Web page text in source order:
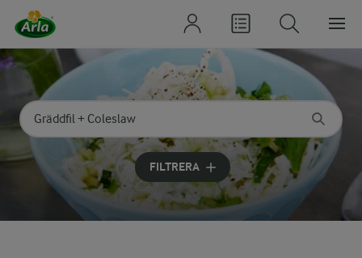
Sök på kategori eller ingrediens
Skriv in sökord för att få förslag
FILTRERA